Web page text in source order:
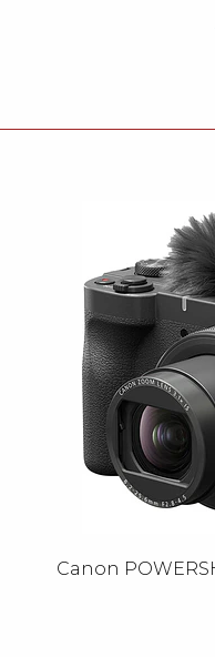
Canon